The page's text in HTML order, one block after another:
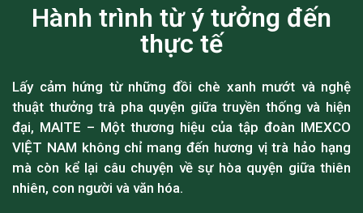
Hành trình từ ý tưởng đến
thực tế
Lấy cảm hứng từ những đồi chè xanh mướt và nghệ
thuật thưởng trà pha quyện giữa truyền thống và hiện
đại, MAITE – Một thương hiệu của tập đoàn IMEXCO
VIỆT NAM không chỉ mang đến hương vị trà hảo hạng
mà còn kể lại câu chuyện về sự hòa quyện giữa thiên
nhiên, con người và văn hóa.